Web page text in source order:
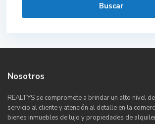
Buscar
Nosotros
REALTYS se compromete a brindar un alto nivel
servicio al cliente y atención al detalle en la
bienes inmuebles de lujo y propiedades de